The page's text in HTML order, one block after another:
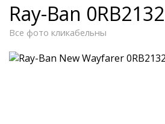
Ray-Ban
Все фото кликабельны